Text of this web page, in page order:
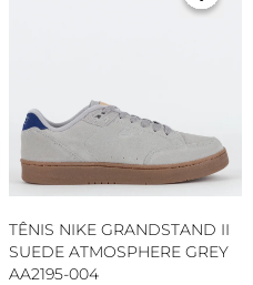
TÊNIS NIKE GRANDSTAND II
SUEDE ATMOSPHERE GREY
AA2195-004